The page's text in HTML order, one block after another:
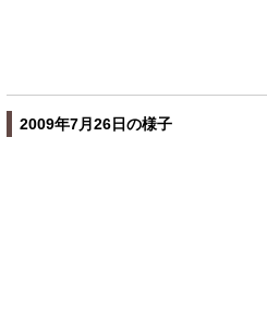
2009年7月26日の様子